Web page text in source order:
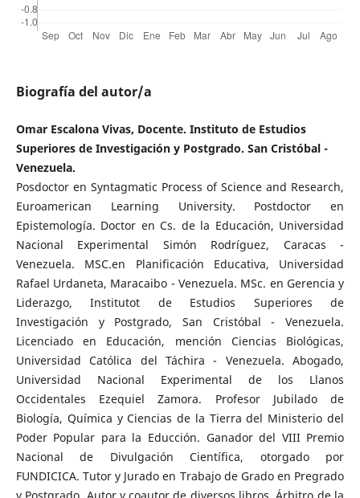
Biografía del autor/a
Omar Escalona Vivas, Docente. Instituto de Estudios
Superiores de Investigación y Postgrado. San Cristóbal -
Venezuela.
Posdoctor en Syntagmatic Process of Science and Research,
Euroamerican Learning University. Postdoctor en
Epistemología. Doctor en Cs. de la Educación, Universidad
Nacional Experimental Simón Rodríguez, Caracas -
Venezuela. MSC.en Planificación Educativa, Universidad
Rafael Urdaneta, Maracaibo - Venezuela. MSc. en Gerencia y
Liderazgo, Institutot de Estudios Superiores de
Investigación y Postgrado, San Cristóbal - Venezuela.
Licenciado en Educación, mención Ciencias Biológicas,
Universidad Católica del Táchira - Venezuela. Abogado,
Universidad Nacional Experimental de los Llanos
Occidentales Ezequiel Zamora. Profesor Jubilado de
Biología, Química y Ciencias de la Tierra del Ministerio del
Poder Popular para la Educción. Ganador del VIII Premio
Nacional de Divulgación Científica, otorgado por
FUNDICICA. Tutor y Jurado en Trabajo de Grado en Pregrado